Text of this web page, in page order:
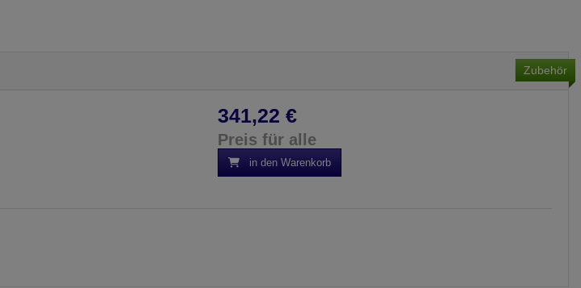
Zubehör
341,22 €
Preis für alle
in den Warenkorb